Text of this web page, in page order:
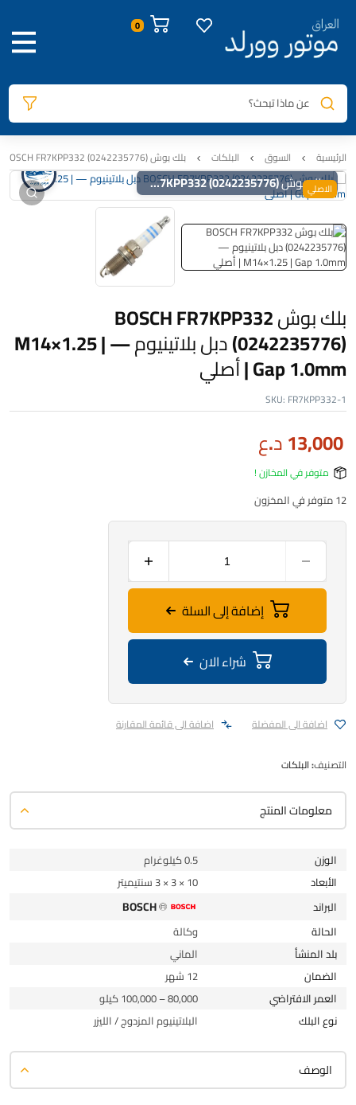
0
عن ماذا تبحث؟
الرئيسية السوق البلكات بلك بوش BOSCH FR7KPP332 (0242235776) دبل بلاتينيوم — M14×1.25 | Gap 1.0mm | أصلي
صور المنتج معلومات المنتج الوصف
الاصلي بلك بوش BOSCH FR7KPP332 (0242235776) دبل بلاتينيوم — M14×1.25 | Gap 1.0mm | أصلي
بلك بوش BOSCH FR7KPP332
(0242235776) دبل بلاتينيوم — M14×1.25 |
Gap 1.0mm | أصلي
SKU: FR7KPP332-1
13,000د.ع
متوفر في المخازن !
12 متوفر في المخزون
إضافة إلى السلة
شراء الان
اضافة الى المفضلة اضافة الى قائمة المقارنة
التصنيف:البلكات
معلومات المنتج
الوزن
0.5 كيلوغرام
الأبعاد
10 × 3 × 3 سنتيميتر
البراند
BOSCH
الحالة
وكالة
بلد المنشأ
الماني
الضمان
12 شهر
العمر الافتراضي
80,000 – 100,000 كيلو
نوع البلك
البلاتينيوم المزدوج / الليزر
الوصف